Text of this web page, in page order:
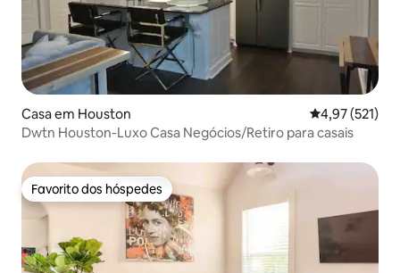
Casa em Houston Classificação
4,97 (521)
Dwtn Houston-Luxo Casa Negócios/Retiro para casais
Favorito dos hóspedes
Favorito dos hóspedes